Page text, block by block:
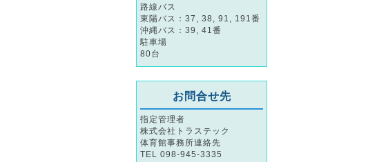
路線バス
東陽バス：37, 38, 91, 191番
沖縄バス：39, 41番
駐車場
80台
お問合せ先
指定管理者
株式会社トラステック
体育館事務所連絡先
TEL 098-945-3335